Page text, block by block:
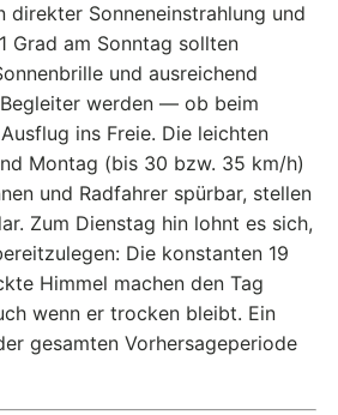
direkter Sonneneinstrahlung und
Grad am Sonntag sollten
und ausreichend
werden — ob beim
ins Freie. Die leichten
Montag (bis 30 bzw. 35 km/h)
und Radfahrer spürbar, stellen
Zum Dienstag hin lohnt es sich,
Die konstanten 19
Himmel machen den Tag
wenn er trocken bleibt. Ein
gesamten Vorhersageperiode